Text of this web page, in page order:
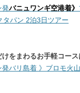
発バニュワンギ空港着》
タパン 2泊3日ツアー
をまわるお手軽コース
発バリ島着 》ブロモ火